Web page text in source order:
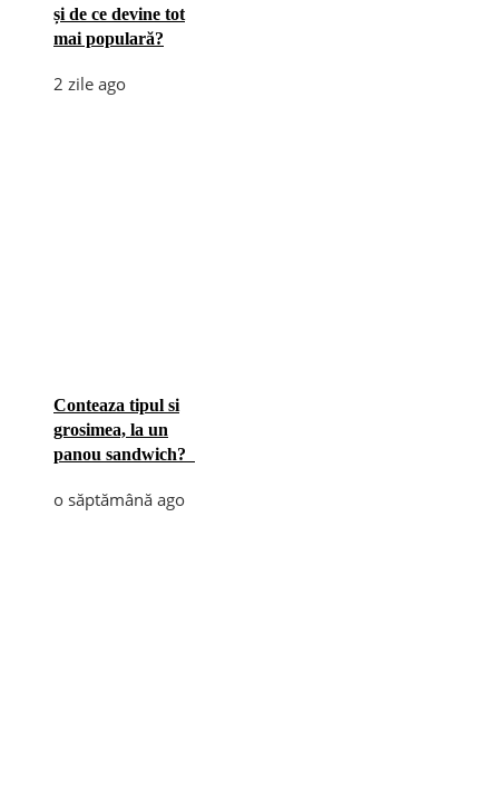
și de ce devine tot
mai populară?
2 zile ago
Conteaza tipul si
grosimea, la un
panou sandwich?
o săptămână ago